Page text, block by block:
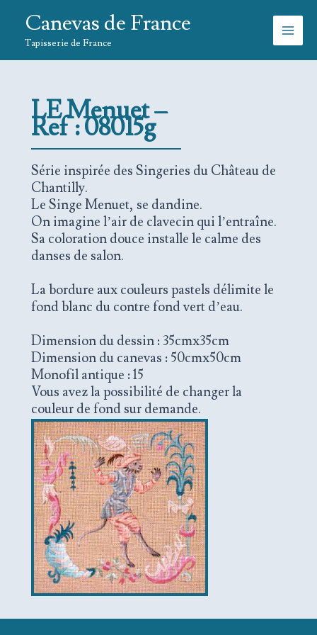
contenu
Canevas de France
Tapisserie de France
LE Menuet –
Ref : 08015g
Série inspirée des Singeries du Château de
Chantilly.
Le Singe Menuet, se dandine.
On imagine l’air de clavecin qui l’entraîne.
Sa coloration douce installe le calme des
danses de salon.
La bordure aux couleurs pastels délimite le
fond blanc du contre fond vert d’eau.
Dimension du dessin : 35cmx35cm
Dimension du canevas : 50cmx50cm
Monofil antique : 15
Vous avez la possibilité de changer la
couleur de fond sur demande.